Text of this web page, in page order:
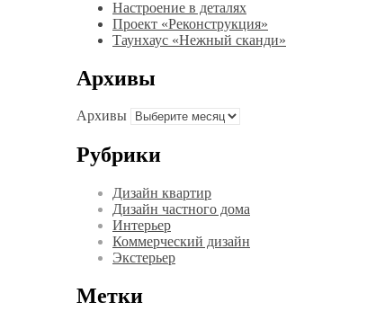
Настроение в деталях
Проект «Реконструкция»
Таунхаус «Нежный сканди»
Архивы
Архивы
Рубрики
Дизайн квартир
Дизайн частного дома
Интерьер
Коммерческий дизайн
Экстерьер
Метки